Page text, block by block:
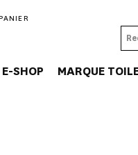
E-SHOP MARQUE